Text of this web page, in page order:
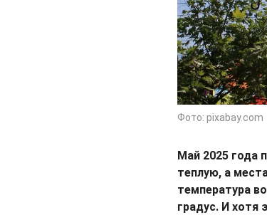
Фото: pixabay.com
Май 2025 года
теплую, а
температура
градус. И хотя